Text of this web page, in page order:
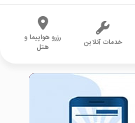
خدمات آنلاین
رزرو هواپیما و
هتل